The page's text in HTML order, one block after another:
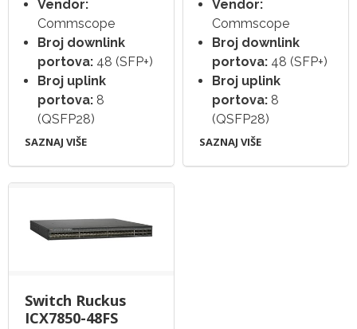
Vendor:
Commscope
Broj downlink
portova: 48 (SFP+)
Broj uplink
portova: 8
(QSFP28)
SAZNAJ VIŠE
Vendor:
Commscope
Broj downlink
portova: 48 (SFP+)
Broj uplink
portova: 8
(QSFP28)
SAZNAJ VIŠE
Switch Ruckus
ICX7850-48FS